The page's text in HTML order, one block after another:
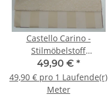
Castello Carino -
Stilmöbelstoff
Barockstoff
49,90 € *
49,90 € pro 1 Laufende(r)
Meter